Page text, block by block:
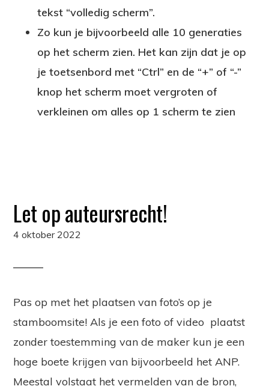
tekst “volledig scherm”.
Zo kun je bijvoorbeeld alle 10 generaties
op het scherm zien. Het kan zijn dat je op
je toetsenbord met “Ctrl” en de “+” of “-”
knop het scherm moet vergroten of
verkleinen om alles op 1 scherm te zien
Let op auteursrecht!
4 oktober 2022
Pas op met het plaatsen van foto’s op je
stamboomsite! Als je een foto of video plaatst
zonder toestemming van de maker kun je een
hoge boete krijgen van bijvoorbeeld het ANP.
Meestal volstaat het vermelden van de bron,